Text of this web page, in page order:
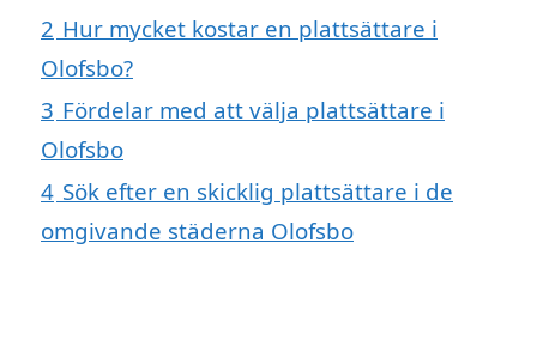
2 Hur mycket kostar en plattsättare i
Olofsbo?
3 Fördelar med att välja plattsättare i
Olofsbo
4 Sök efter en skicklig plattsättare i de
omgivande städerna Olofsbo